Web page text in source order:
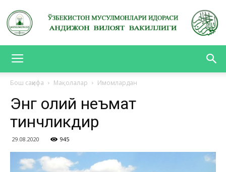
ВИЛОЯТ
ВАКИЛЛИГИ
Бош саҳифа Мақолалар Имомлардан
Энг олий неъмат
тинчликдир
29.08.2020 945